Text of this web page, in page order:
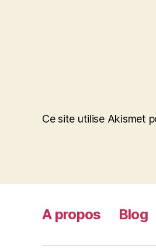
Ce site utilise Akismet
A propos Blog